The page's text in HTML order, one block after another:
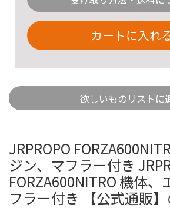
カートに入れ
欲しいものリストに
JRPROPO
ジン、マフラー付き
FORZA600NITRO 機体、
フラー付き 【公式通販